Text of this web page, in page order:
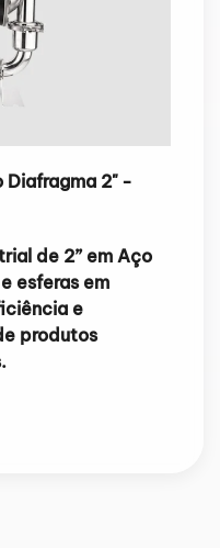
Diafragma 2" -
de 2” em Aço
esferas em
e
produtos